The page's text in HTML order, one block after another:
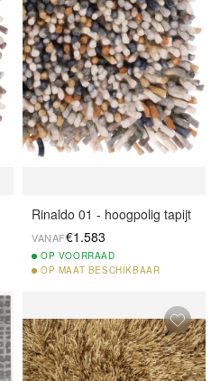
Rinaldo 01 - hoogpolig tapijt
VANAF€1.583
OP VOORRAAD
OP MAAT BESCHIKBAAR